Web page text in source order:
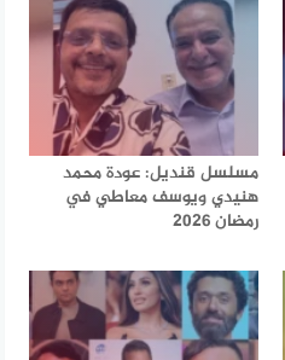
مسلسل قنديل: عودة محمد
هنيدي ويوسف معاطي في
رمضان 2026